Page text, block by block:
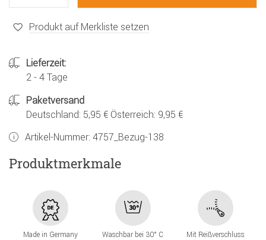
Produkt auf Merkliste setzen
Lieferzeit:
2 - 4 Tage
Paketversand
Deutschland: 5,95 € Österreich: 9,95 €
Artikel-Nummer: 4757_Bezug-138
Produktmerkmale
Made in Germany Waschbar bei 30° C Mit Reißverschluss